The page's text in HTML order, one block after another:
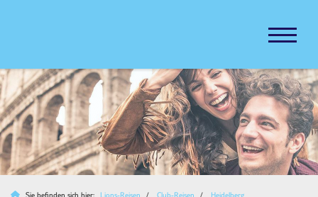
Sie befinden sich hier: Lions-Reisen Club-Reisen Heidelberg